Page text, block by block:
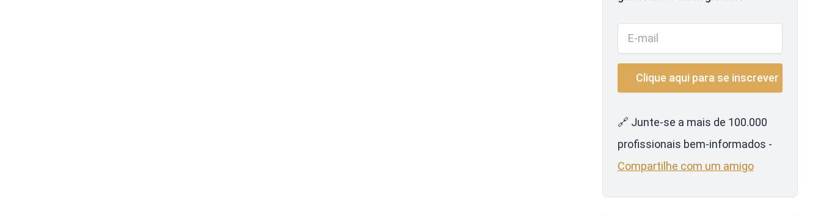
🔗 Junte-se a mais de 100.000
profissionais bem-informados -
Compartilhe com um amigo